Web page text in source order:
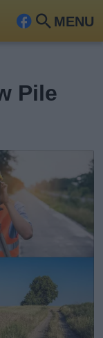
MENU
Fa Szu
Pile